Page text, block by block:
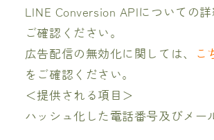
LINE Conversion APIについての詳
ご確認ください。
広告配信の無効化に関しては、
こ
をご確認ください。
＜提供される項目＞
ハッシュ化した電話番号及びメー